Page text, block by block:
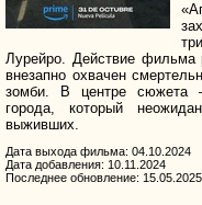
Лурейро. Действие фильма
внезапно охвачен
зомби. В центре сюжета
города, который
выживших.
Дата выхода фильма: 04.10.2024
Дата добавления: 10.11.2024
Последнее обновление: 15.05.2025